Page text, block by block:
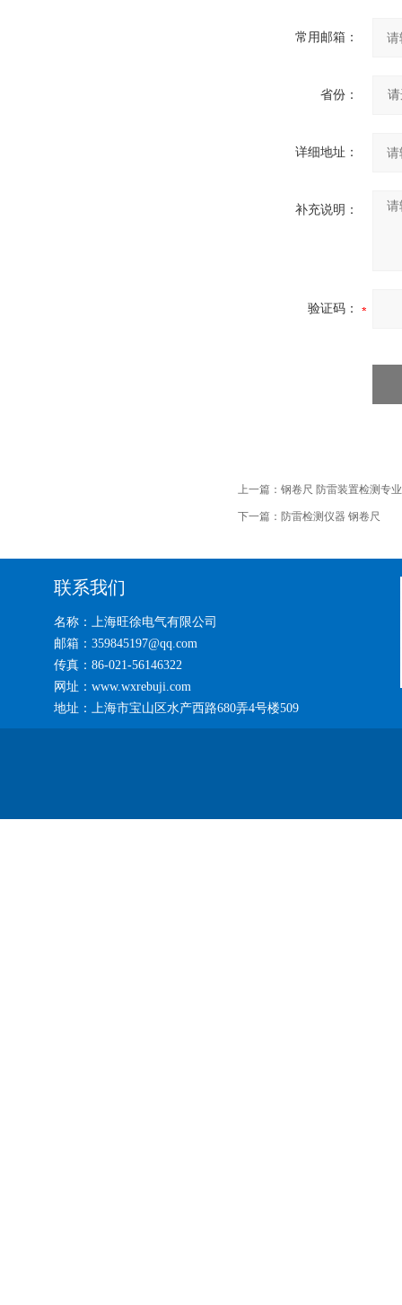
常用邮箱：
省份：
详细地址：
补充说明：
验证码：
上一篇： 钢卷尺 防雷装置检测专
下一篇： 防雷检测仪器 钢卷尺
联系我们
名称：上海旺徐电气有限公司
邮箱：359845197@qq.com
传真：86-021-56146322
网址：www.wxrebuji.com
地址：上海市宝山区水产西路680弄4号楼509